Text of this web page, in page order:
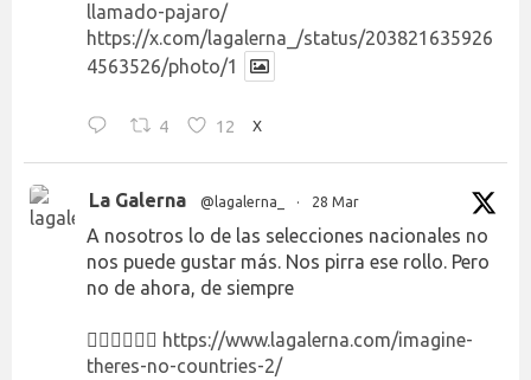
llamado-pajaro/
https://x.com/lagalerna_/status/203821635926
4563526/photo/1
4 12 X
La Galerna @lagalerna_ · 28 Mar
A nosotros lo de las selecciones nacionales no
nos puede gustar más. Nos pirra ese rollo. Pero
no de ahora, de siempre
👉🏻👉🏻👉🏻 https://www.lagalerna.com/imagine-
theres-no-countries-2/